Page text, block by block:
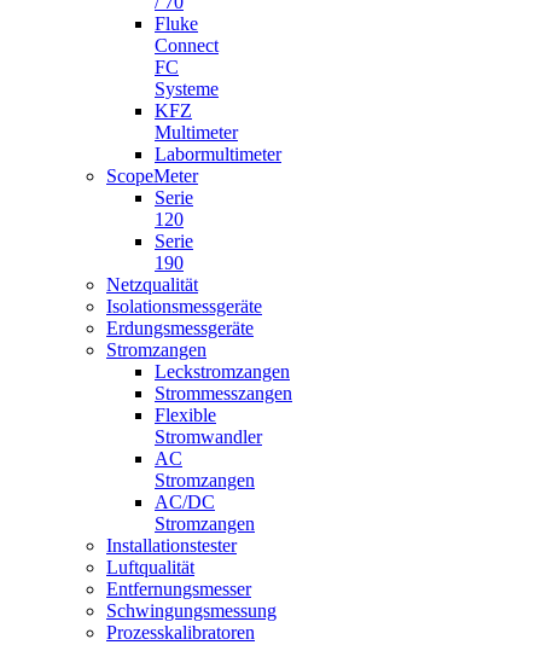
Fluke
Connect
FC
Systeme
KFZ
Multimeter
Labormultimeter
ScopeMeter
Serie
120
Serie
190
Netzqualität
Isolationsmessgeräte
Erdungsmessgeräte
Stromzangen
Leckstromzangen
Strommesszangen
Flexible
Stromwandler
AC
Stromzangen
AC/DC
Stromzangen
Installationstester
Luftqualität
Entfernungsmesser
Schwingungsmessung
Prozesskalibratoren